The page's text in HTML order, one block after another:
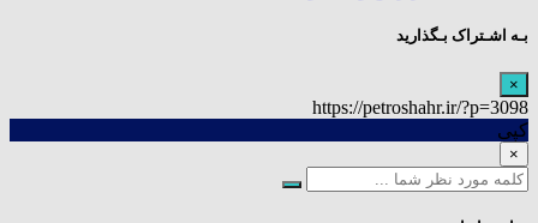
بـه اشـتراک بـگذارید
×
https://petroshahr.ir/?p=3098
کپی
×